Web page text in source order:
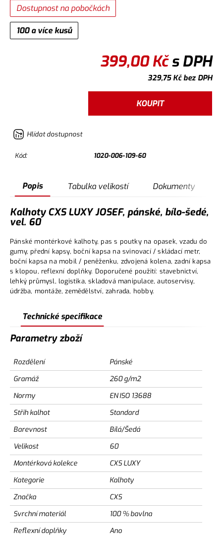
100 a více kusů
Dostupnost na pobočkách
399,00Kčs DPH
329,75Kčbez DPH
KOUPIT
Hlídat dostupnost
Kód: 1020-006-109-60
Popis Tabulka velikostí Dokumenty
Kalhoty CXS LUXY JOSEF, pánské, bílo-šedé,
vel. 60
Pánské montérkové kalhoty, pas s poutky na opasek, vzadu do
gumy, přední kapsy, boční kapsa na svinovací / skládací metr,
boční kapsa na mobil / peněženku, zdvojená kolena, zadní kapsa
s klopou, reflexní doplňky. Doporučené použití: stavebnictví,
lehký průmysl, logistika, skladová manipulace, autoservisy,
údržba, montáže, zemědělství, zahrada, hobby.
Technické specifikace
Parametry zboží
Rozdělení
Pánské
Gramáž
260 g/m2
Normy
EN ISO 13688
Střih kalhot
Standard
Barevnost
Bílá/Šedá
Velikost
60
Montérková kolekce
CXS LUXY
Kategorie
Kalhoty
Značka
CXS
Svrchní materiál
100 % bavlna
Reflexní doplňky
Ano